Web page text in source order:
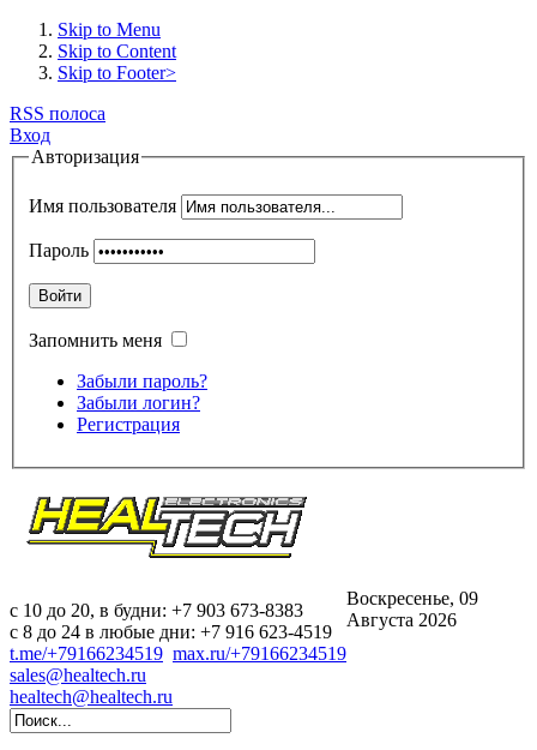
Skip to Menu
Skip to Content
Skip to Footer>
RSS полоса
Вход
Авторизация
Имя пользователя
Пароль
Войти
Запомнить меня
Забыли пароль?
Забыли логин?
Регистрация
c 10 до 20, в будни: +7 903 673-8383
с 8 до 24 в любые дни: +7 916 623-4519
t.me/+79166234519 max.ru/+79166234519
sales@healtech.ru
healtech@healtech.ru
Воскресенье, 09
Августа 2026